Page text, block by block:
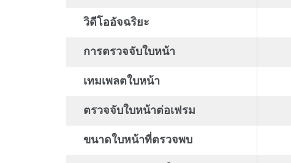
วิดีโออัจฉริยะ
การตรวจจับใบหน้า
เทมเพลตใบหน้า
ตรวจจับใบหน้าต่อเฟรม
ขนาดใบหน้าที่ตรวจพบ